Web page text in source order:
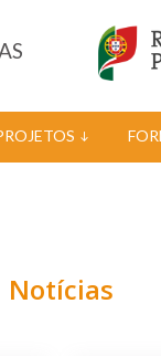
Notícias